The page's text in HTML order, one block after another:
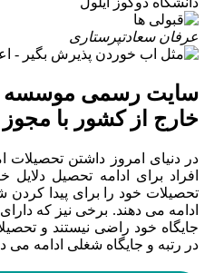
عرفان سعادتپرستاری
سایت رسمی موسسه
خارج از کشور با
در دنیای امروز داشتن
افراد برای ادامه تحصیل
تحصیلات خود را برای پیدا
ادامه می دهند. برخی نیز که
جایگاه خود راضی نیستند و
در رتبه و جایگاه شغلی ادامه می